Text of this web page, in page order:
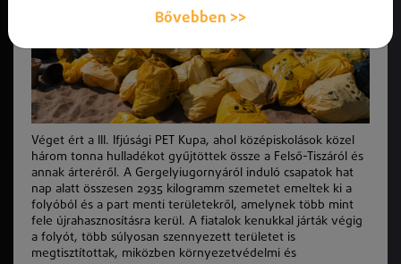
Véget ért a III. Ifjúsági PET Kupa, ahol középiskolások közel
három tonna hulladékot gyűjtöttek össze a Felső-Tiszáról és
annak árteréről. A Gergelyiugornyáról induló csapatok hat
nap alatt összesen 2935 kilogramm szemetet emeltek ki a
folyóból és a part menti területekről, amelynek több mint
fele újrahasznosításra kerül. A fiatalok kenukkal járták végig
a folyót, több súlyosan szennyezett területet is
megtisztítottak, miközben környezetvédelmi és
Bővebben >>